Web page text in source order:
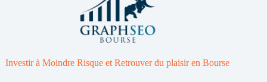
Investir à Moindre Risque et Retrouver du plaisir en Bourse